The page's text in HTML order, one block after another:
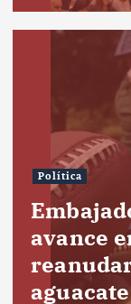
Política
avance